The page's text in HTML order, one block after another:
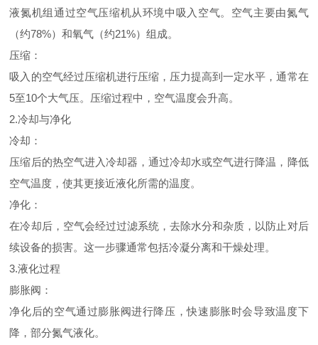
液氮机组通过空气压缩机从环境中吸入空气。空气主要由氮气
（约78%）和氧气（约21%）组成。
压缩：
吸入的空气经过压缩机进行压缩，压力提高到一定水平，通常在
5至10个大气压。压缩过程中，空气温度会升高。
2.冷却与净化
冷却：
压缩后的热空气进入冷却器，通过冷却水或空气进行降温，降低
空气温度，使其更接近液化所需的温度。
净化：
在冷却后，空气会经过过滤系统，去除水分和杂质，以防止对后
续设备的损害。这一步骤通常包括冷凝分离和干燥处理。
3.液化过程
膨胀阀：
净化后的空气通过膨胀阀进行降压，快速膨胀时会导致温度下
降，部分氮气液化。